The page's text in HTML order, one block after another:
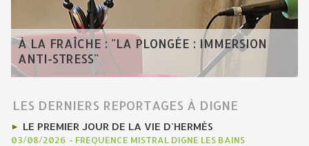
À LA FRAÎCHE : "LA PLONGÉE : IMMERSION
ANTI-STRESS"
LES DERNIERS REPORTAGES À DIGNE
LE PREMIER JOUR DE LA VIE D'HERMÈS
03/08/2026 - FREQUENCE MISTRAL DIGNE LES BAINS